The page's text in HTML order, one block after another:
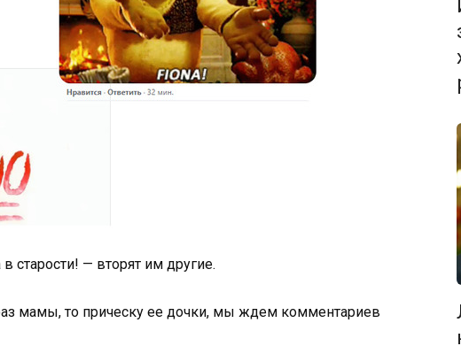
старости! — вторят им другие.
мамы, то прическу ее дочки, мы ждем комментариев